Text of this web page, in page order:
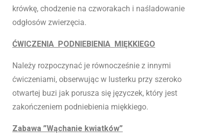
krówkę, chodzenie na czworakach i naśladowanie
odgłosów zwierzęcia.
ĆWICZENIA PODNIEBIENIA MIĘKKIEGO
Należy rozpoczynać je równocześnie z innymi
ćwiczeniami, obserwując w lusterku przy szeroko
otwartej buzi jak porusza się języczek, który jest
zakończeniem podniebienia miękkiego.
Zabawa ”Wąchanie kwiatków”